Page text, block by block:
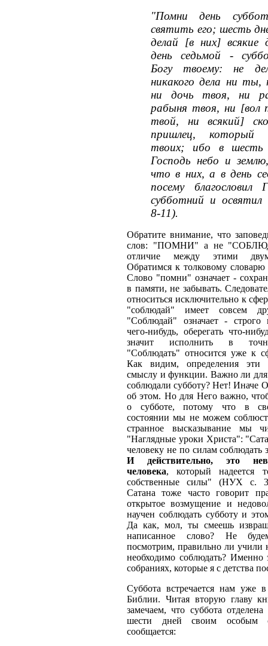
"Помни день
святить его; шесть
делай [в них] всякие
день седьмой -
Богу твоему: не
никакого дела ни
ни дочь твоя, ни
рабыня твоя, ни [вол
твой, ни всякий]
пришлец,
твоих; ибо в шесть
Господь небо и
что в них, а в день
посему благословил
субботний и освятил
8-11).
Обратите внимание, что
слов: "ПОМНИ" а не
отличие между этими
Обратимся к толковому словарю
Слово "помни" означает -
в памяти, не забывать.
относиться исключительно к
"соблюдай" имеет совсем
"Соблюдай" означает - строго
чего-нибудь, оберегать что-
значит исполнить в
"Соблюдать" относится уже к
Как видим, определения эти
смыслу и функции. Важно ли
соблюдали субботу? Нет! Иначе
об этом. Но для Него важно,
о субботе, потому что в
состоянии мы не можем
странное высказывание мы
"Наглядные уроки Христа":
человеку не по силам соблюдать
И действительно, это
человека, который надеется
собственные силы" (НУХ с.
Сатана тоже часто говорит
открытое возмущение и
научен соблюдать субботу и
Да как, мол, ты смеешь
написанное слово? Не
посмотрим, правильно ли учили
необходимо соблюдать? Именно
собраниях, которые я с детства
Суббота встречается нам уже
Библии. Читая вторую главу
замечаем, что суббота
шести дней своим особым
сообщается: